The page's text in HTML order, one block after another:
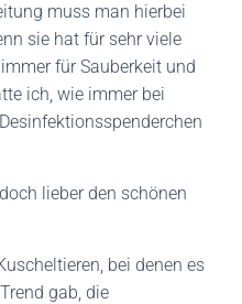
muss man hierbei
sie hat für sehr viele
für Sauberkeit und
ich, wie immer bei
lieber den schönen
bei denen es
gab, die